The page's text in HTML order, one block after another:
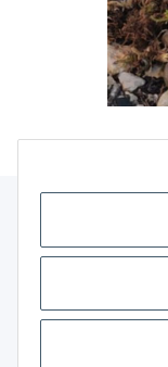
Allgemeine
Rechtliche